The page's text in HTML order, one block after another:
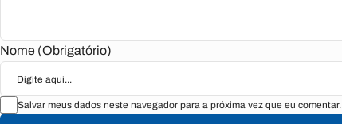
Nome (Obrigatório)
Salvar meus dados neste navegador para a próxima vez que eu comentar.